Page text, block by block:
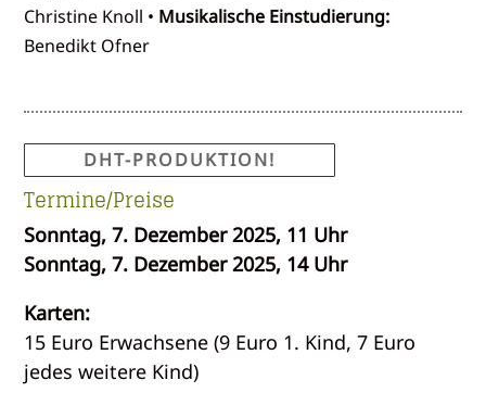
Christine Knoll • Musikalische Einstudierung:
Benedikt Ofner
DHT-PRODUKTION!
Termine/Preise
Sonntag, 7. Dezember 2025, 11 Uhr
Sonntag, 7. Dezember 2025, 14 Uhr
Karten:
15 Euro Erwachsene (9 Euro 1. Kind, 7 Euro
jedes weitere Kind)